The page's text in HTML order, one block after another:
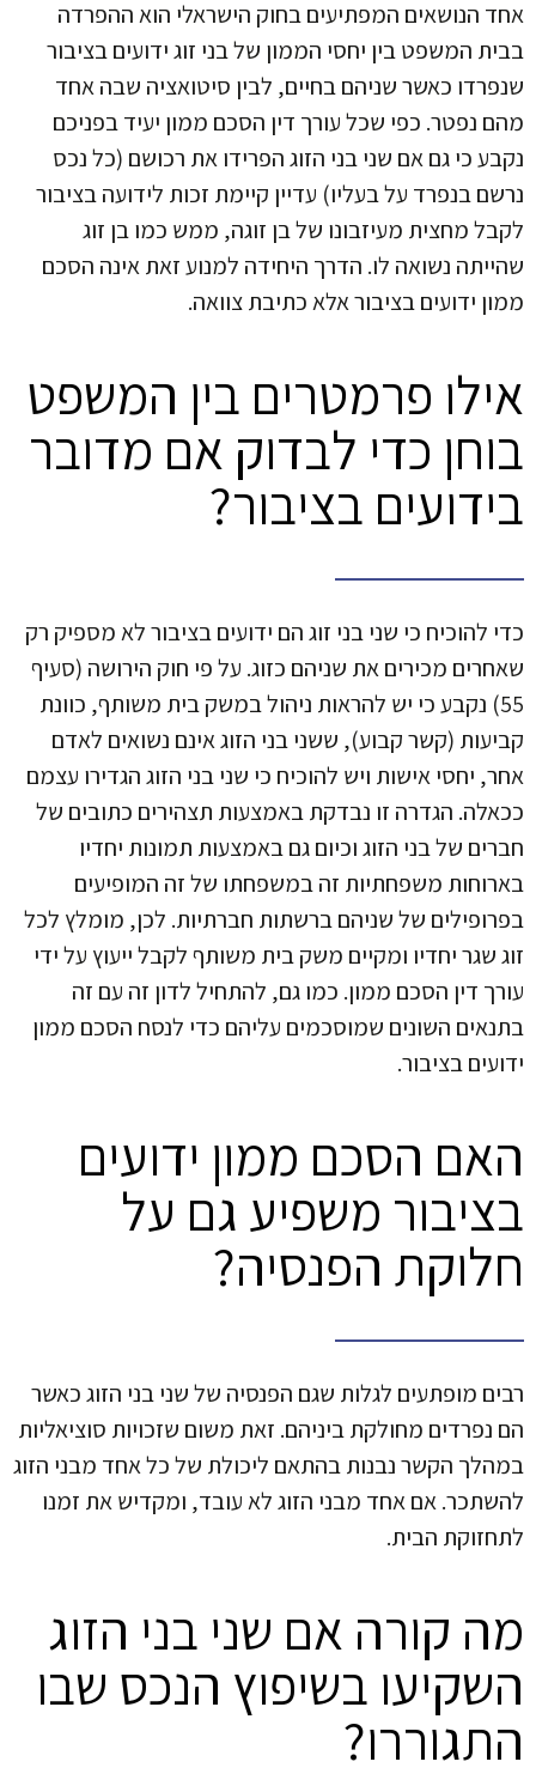
אחד הנושאים המפתיעים בחוק הישראלי הוא ההפרדה
בבית המשפט בין יחסי הממון של בני זוג ידועים בציבור
שנפרדו כאשר שניהם בחיים, לבין סיטואציה שבה אחד
מהם נפטר. כפי שכל עורך דין הסכם ממון יעיד בפניכם
נקבע כי גם אם שני בני הזוג הפרידו את רכושם (כל נכס
נרשם בנפרד על בעליו) עדיין קיימת זכות לידועה בציבור
לקבל מחצית מעיזבונו של בן זוגה, ממש כמו בן זוג
שהייתה נשואה לו. הדרך היחידה למנוע זאת אינה הסכם
ממון ידועים בציבור אלא כתיבת צוואה.
אילו פרמטרים בין המשפט
בוחן כדי לבדוק אם מדובר
בידועים בציבור?
כדי להוכיח כי שני בני זוג הם ידועים בציבור לא מספיק רק
שאחרים מכירים את שניהם כזוג. על פי חוק הירושה (סעיף
55) נקבע כי יש להראות ניהול במשק בית משותף, כוונת
קביעות (קשר קבוע), ששני בני הזוג אינם נשואים לאדם
אחר, יחסי אישות ויש להוכיח כי שני בני הזוג הגדירו עצמם
ככאלה. הגדרה זו נבדקת באמצעות תצהירים כתובים של
חברים של בני הזוג וכיום גם באמצעות תמונות יחדיו
בארוחות משפחתיות זה במשפחתו של זה המופיעים
בפרופילים של שניהם ברשתות חברתיות. לכן, מומלץ לכל
זוג שגר יחדיו ומקיים משק בית משותף לקבל ייעוץ על ידי
עורך דין הסכם ממון. כמו גם, להתחיל לדון זה עם זה
בתנאים השונים שמוסכמים עליהם כדי לנסח הסכם ממון
ידועים בציבור.
האם הסכם ממון ידועים
בציבור משפיע גם על
חלוקת הפנסיה?
רבים מופתעים לגלות שגם הפנסיה של שני בני הזוג כאשר
הם נפרדים מחולקת ביניהם. זאת משום שזכויות סוציאליות
במהלך הקשר נבנות בהתאם ליכולת של כל אחד מבני הזוג
להשתכר. אם אחד מבני הזוג לא עובד, ומקדיש את זמנו
לתחזוקת הבית.
מה קורה אם שני בני הזוג
השקיעו בשיפוץ הנכס שבו
התגוררו?